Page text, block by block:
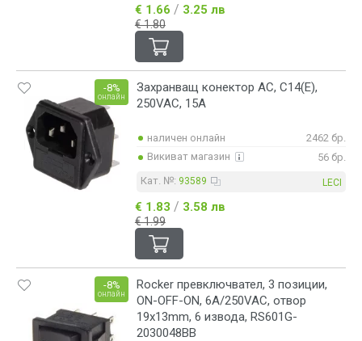
€ 1.66 / 3.25 лв
€ 1.80
Захранващ конектор АC, C14(E),
250VAC, 15A
-8%
онлайн
наличен онлайн
2462 бр.
Викиват магазин
56 бр.
Кат. №: 93589 LECI
€ 1.83 / 3.58 лв
€ 1.99
Rocker превключвател, 3 позиции,
ON-OFF-ON, 6A/250VAC, отвор
19x13mm, 6 извода, RS601G-
2030048BB
-8%
онлайн